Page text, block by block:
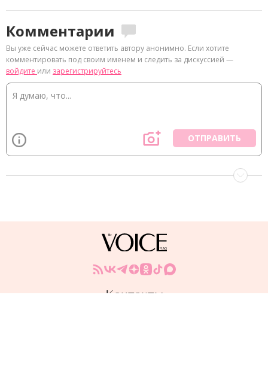
Комментарии
Вы уже сейчас можете ответить автору анонимно. Если хотите
комментировать под своим именем и следить за дискуссией —
войдите или зарегистрируйтесь
ОТПРАВИТЬ
Контакты